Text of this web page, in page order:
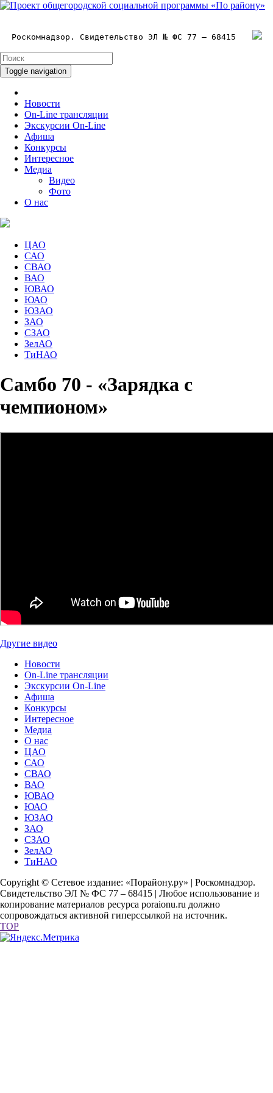
Роскомнадзор. Свидетельство ЭЛ № ФС 77 – 68415
Toggle navigation
Новости
On-Line трансляции
Экскурсии On-Line
Афиша
Конкурсы
Интересное
Медиа
Видео
Фото
О нас
ЦАО
САО
СВАО
ВАО
ЮВАО
ЮАО
ЮЗАО
ЗАО
СЗАО
ЗелАО
ТиНАО
Самбо 70 - «Зарядка с
чемпионом»
Другие видео
Новости
On-Line трансляции
Экскурсии On-Line
Афиша
Конкурсы
Интересное
Медиа
О нас
ЦАО
САО
СВАО
ВАО
ЮВАО
ЮАО
ЮЗАО
ЗАО
СЗАО
ЗелАО
ТиНАО
Copyright © Сетевое издание: «Порайону.ру» | Роскомнадзор.
Свидетельство ЭЛ № ФС 77 – 68415 | Любое использование и
копирование материалов ресурса poraionu.ru должно
сопровождаться активной гиперссылкой на источник.
TOP